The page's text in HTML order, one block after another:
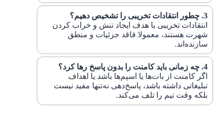
چطور انتقادات تخریبی را تشخیص دهیم؟
انتقادات تخریبی با هدف ایجاد تنش و خراب کردن
شهرت هستند، معمولا فاقد جزئیات و منطق
سازنده‌اند.
چه زمانی باید کامنت را بدون پاسخ رها کرد؟
اگر کامنت از بات‌ها یا اسپم‌ها باشد یا اهداف
تبلیغاتی داشته باشد، پاسخ‌دهی نه‌تنها مفید نیست
بلکه وقت تیم را تلف می‌کند.